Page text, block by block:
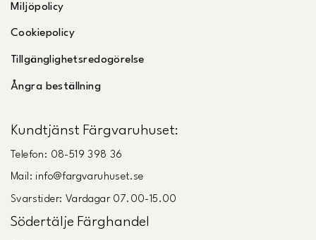
Miljöpolicy
Cookiepolicy
Tillgänglighetsredogörelse
Ångra beställning
Kundtjänst Färgvaruhuset:
Telefon: 08-519 398 36
Mail: info@fargvaruhuset.se
Svarstider: Vardagar 07.00-15.00
Södertälje Färghandel